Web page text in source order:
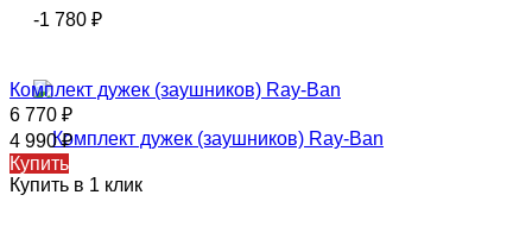
-1 780 ₽
Комплект дужек (заушников) Ray-Ban
6 770 ₽
4 990₽
Купить
Купить в 1 клик